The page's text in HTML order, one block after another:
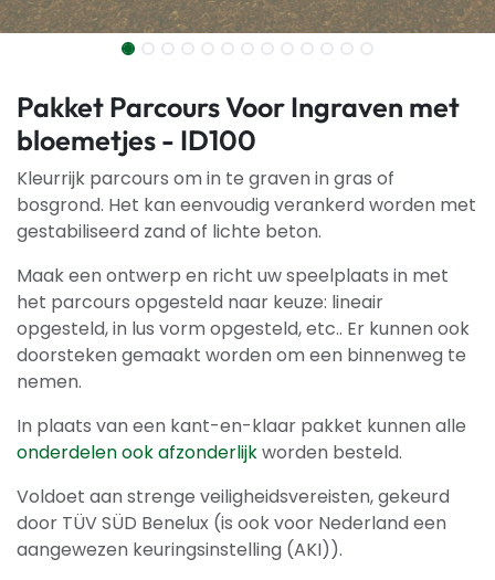
Pakket Parcours Voor Ingraven met
bloemetjes - ID100
Kleurrijk parcours om in te graven in gras of
bosgrond. Het kan eenvoudig verankerd worden met
gestabiliseerd zand of lichte beton.
Maak een ontwerp en richt uw speelplaats in met
het parcours opgesteld naar keuze: lineair
opgesteld, in lus vorm opgesteld, etc.. Er kunnen ook
doorsteken gemaakt worden om een binnenweg te
nemen.
In plaats van een kant-en-klaar pakket kunnen alle
onderdelen ook afzonderlijkworden besteld.
Voldoet aan strenge veiligheidsvereisten, gekeurd
door TÜV SÜD Benelux (is ook voor Nederland een
aangewezen keuringsinstelling (AKI)).